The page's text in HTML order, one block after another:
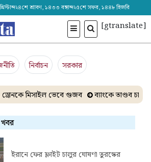
শ্রাবণ, ১৪৩৩ বঙ্গাব্দ২৫শে সফর, ১৪৪৮ হিজরি
[gtranslate]
নির্বাচন সরকার
মিসাইল ভেবে গুজব ব্যাংকে তাণ্ডব
ইরানে ফের ফ্লাইট চালুর ঘোষণা তুরস্কের